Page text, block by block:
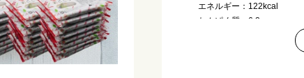
エネルギー：122kcal
たんぱく質：6.2g